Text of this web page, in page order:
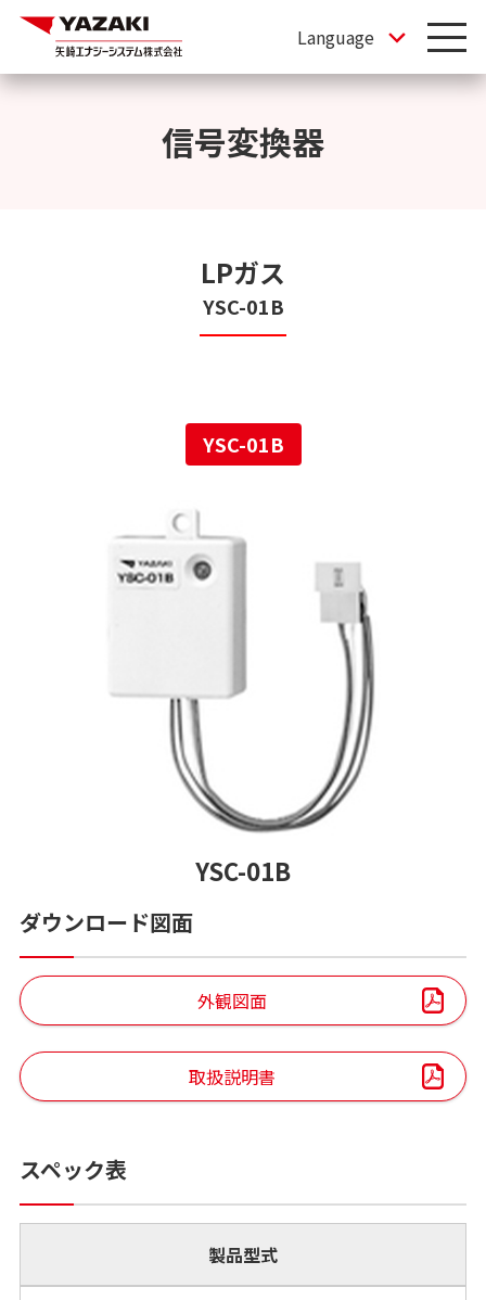
信号変換器
LPガス
YSC-01B
YSC-01B
YSC-01B
ダウンロード図面
外観図面
取扱説明書
スペック表
製品型式